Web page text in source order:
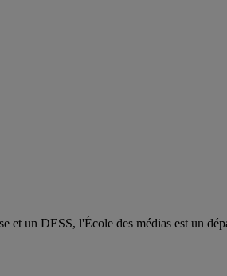
un DESS, l'École des médias est un